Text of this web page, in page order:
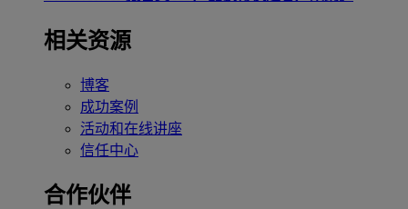
相关资源
博客
成功案例
活动和在线讲座
信任中心
合作伙伴